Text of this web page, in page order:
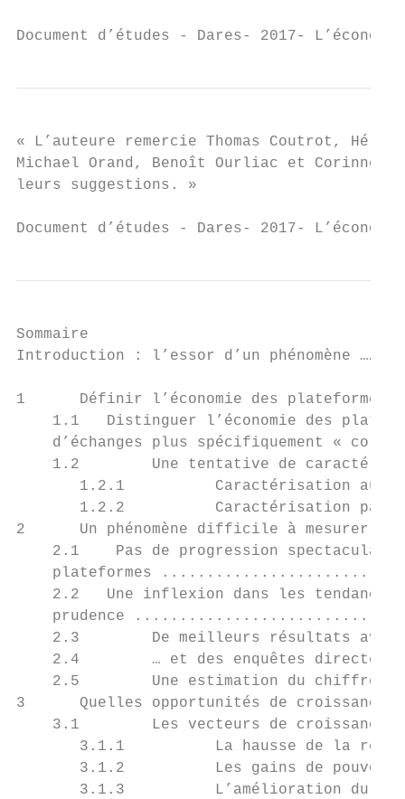
Document d’études - Dares- 2017-
« L’auteure remercie Thomas Coutrot,
Michael Orand, Benoît Ourliac et Corinne
leurs suggestions. »
Document d’études - Dares- 2017-
Sommaire
Introduction : l’essor d’un
1      Définir l’économie des
1.1   Distinguer l’économie des
d’échanges plus spécifiquement «
1.2        Une tentative de
1.2.1          Caractérisation au
1.2.2          Caractérisation par
2      Un phénomène difficile à
2.1    Pas de progression
plateformes
2.2   Une inflexion dans les
prudence
2.3        De meilleurs résultats
2.4        … et des enquêtes directes
2.5        Une estimation du chiffre
3      Quelles opportunités de
3.1        Les vecteurs de croissance
3.1.1          La hausse de la
3.1.2          Les gains de
3.1.3          L’amélioration du